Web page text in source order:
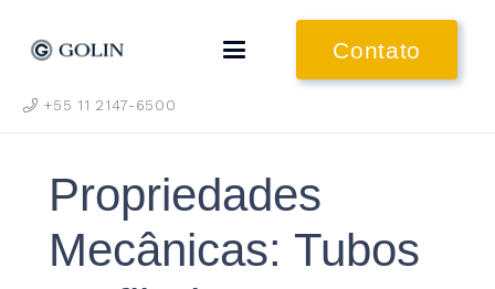
Contato
+55 11 2147-6500
Propriedades
Mecânicas: Tubos